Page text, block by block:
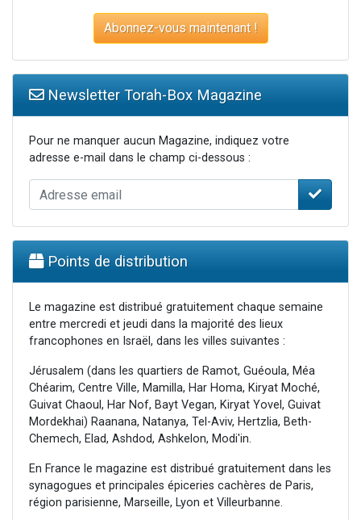
Abonnez-vous maintenant !
Newsletter Torah-Box Magazine
Pour ne manquer aucun Magazine, indiquez votre
adresse e-mail dans le champ ci-dessous :
Points de distribution
Le magazine est distribué gratuitement chaque semaine
entre mercredi et jeudi dans la majorité des lieux
francophones en Israël, dans les villes suivantes :
Jérusalem (dans les quartiers de Ramot, Guéoula, Méa
Chéarim, Centre Ville, Mamilla, Har Homa, Kiryat Moché,
Guivat Chaoul, Har Nof, Bayt Vegan, Kiryat Yovel, Guivat
Mordekhai) Raanana, Natanya, Tel-Aviv, Hertzlia, Beth-
Chemech, Elad, Ashdod, Ashkelon, Modi'in.
En France le magazine est distribué gratuitement dans les
synagogues et principales épiceries cachères de Paris,
région parisienne, Marseille, Lyon et Villeurbanne.